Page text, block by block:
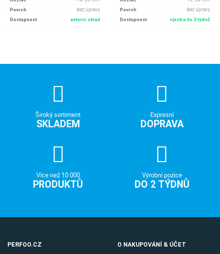
Povrch Bez úpravy
Dostupnost externí sklad
Povrch Bez úpravy
Dostupnost výroba do 2 týdnů
Široký sortiment
SKLADEM
Expresní
DOPRAVA
Více než 10 000
PRODUKTŮ
Výrobní pozice
DO 2 TÝDNŮ
PERFOO.CZ O NAKUPOVÁNÍ & ÚČET